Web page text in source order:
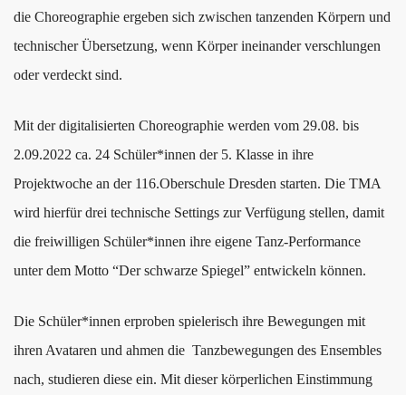
die Choreographie ergeben sich zwischen tanzenden Körpern und
technischer Übersetzung, wenn Körper ineinander verschlungen
oder verdeckt sind.
Mit der digitalisierten Choreographie werden vom 29.08. bis
2.09.2022 ca. 24 Schüler*innen der 5. Klasse in ihre
Projektwoche an der 116.Oberschule Dresden starten. Die TMA
wird hierfür drei technische Settings zur Verfügung stellen, damit
die freiwilligen Schüler*innen ihre eigene Tanz-Performance
unter dem Motto “Der schwarze Spiegel” entwickeln können.
Die Schüler*innen erproben spielerisch ihre Bewegungen mit
ihren Avataren und ahmen die Tanzbewegungen des Ensembles
nach, studieren diese ein. Mit dieser körperlichen Einstimmung